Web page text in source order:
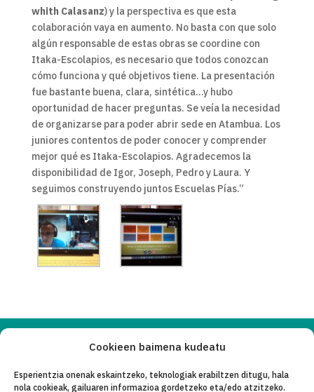
Cookieen baimena kudeatu
Esperientzia onenak eskaintzeko, teknologiak erabiltzen ditugu, hala
nola cookieak, gailuaren informazioa gordetzeko eta/edo atzitzeko.
whith Calasanz) y la perspectiva es que esta
colaboración vaya en aumento. No basta con que solo
algún responsable de estas obras se coordine con
Itaka-Escolapios, es necesario que todos conozcan
cómo funciona y qué objetivos tiene. La presentación
fue bastante buena, clara, sintética…y hubo
oportunidad de hacer preguntas. Se veía la necesidad
de organizarse para poder abrir sede en Atambua. Los
juniores contentos de poder conocer y comprender
mejor qué es Itaka-Escolapios. Agradecemos la
disponibilidad de Igor, Joseph, Pedro y Laura. Y
seguimos construyendo juntos Escuelas Pías.”
Copyleft 2025Itaka-Escolapios